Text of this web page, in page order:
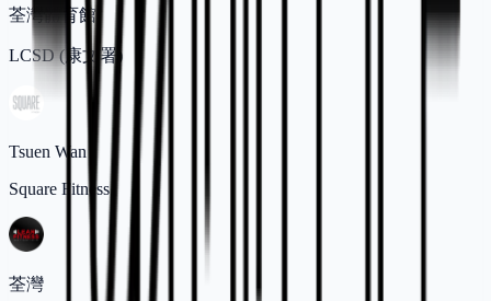
荃灣體育館
LCSD (康文署)
Tsuen Wan
Square Fitness
荃灣